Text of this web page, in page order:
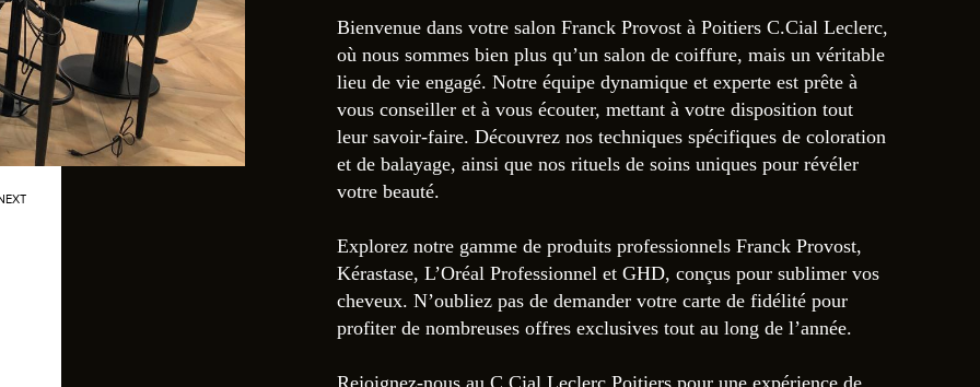
Bienvenue dans votre salon Franck Provost à Poitiers C.Cial Leclerc,
où nous sommes bien plus qu’un salon de coiffure, mais un véritable
lieu de vie engagé. Notre équipe dynamique et experte est prête à
vous conseiller et à vous écouter, mettant à votre disposition tout
leur savoir-faire. Découvrez nos techniques spécifiques de coloration
et de balayage, ainsi que nos rituels de soins uniques pour révéler
votre beauté.
Explorez notre gamme de produits professionnels Franck Provost,
Kérastase, L’Oréal Professionnel et GHD, conçus pour sublimer vos
cheveux. N’oubliez pas de demander votre carte de fidélité pour
profiter de nombreuses offres exclusives tout au long de l’année.
Rejoignez-nous au C.Cial Leclerc Poitiers pour une expérience de